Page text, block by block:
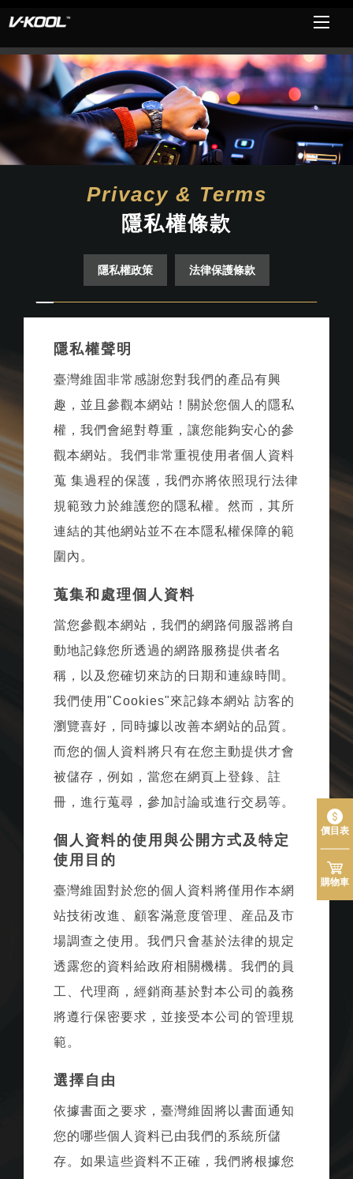
Privacy & Terms
隱私權條款
隱私權政策 法律保護條款
隱私權聲明
臺灣維固非常感謝您對我們的產品有興
趣，並且參觀本網站！關於您個人的隱私
權，我們會絕對尊重，讓您能夠安心的參
觀本網站。我們非常重視使用者個人資料
蒐 集過程的保護，我們亦將依照現行法律
規範致力於維護您的隱私權。然而，其所
連結的其他網站並不在本隱私權保障的範
圍內。
蒐集和處理個人資料
當您參觀本網站，我們的網路伺服器將自
動地記錄您所透過的網路服務提供者名
稱，以及您確切來訪的日期和連線時間。
我們使用"Cookies"來記錄本網站 訪客的
瀏覽喜好，同時據以改善本網站的品質。
而您的個人資料將只有在您主動提供才會
被儲存，例如，當您在網頁上登錄、註
冊，進行蒐尋，參加討論或進行交易等。
個人資料的使用與公開方式及特定
使用目的
臺灣維固對於您的個人資料將僅用作本網
站技術改進、顧客滿意度管理、産品及市
場調查之使用。我們只會基於法律的規定
透露您的資料給政府相關機構。我們的員
工、代理商，經銷商基於對本公司的義務
將遵行保密要求，並接受本公司的管理規
範。
選擇自由
依據書面之要求，臺灣維固將以書面通知
您的哪些個人資料已由我們的系統所儲
存。如果這些資料不正確，我們將根據您
價目表
購物車